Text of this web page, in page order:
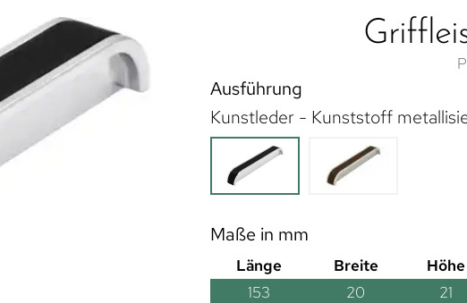
Ausführung
Kunstleder - Kunststoff
Maße in mm
Länge Breite Höhe
153
20 21